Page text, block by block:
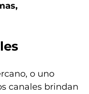
o uno
canales brindan